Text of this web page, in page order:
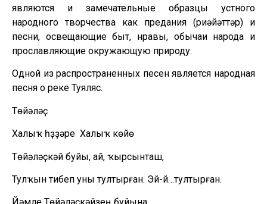
являются и замечательные образцы устного
народного творчества как предания (риүәйәттәр) и
песни, освещающие быт, нравы, обычаи народа и
прославляющие окружающую природу.
Одной из распространенных песен является народная
песня о реке Туяляс.
Төйәләҫ
Халыҡ һүҙҙәре Халыҡ көйө
Төйәләҫкәй буйы, ай, ҡырсынташ,
Тулҡын тибеп уны тултырған. Эй-й…тултырған.